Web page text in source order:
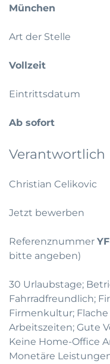
München
Art der Stelle
Vollzeit
Eintrittsdatum
Ab sofort
Verantwortlich
Christian Celikovic
Jetzt bewerben
Referenznummer
bitte angeben)
30 Urlaubstage;
Fahrradfreundlich;
Firmenkultur;
Arbeitszeiten; Gute
Keine Home-Office
Monetäre